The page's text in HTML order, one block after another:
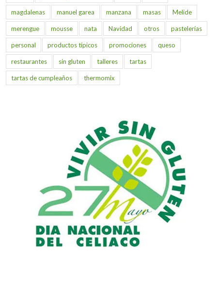
magdalenas manuel garea manzana masas Melide
merengue mousse nata Navidad otros pastelerías
personal productos típicos promociones queso
restaurantes sin gluten talleres tartas
tartas de cumpleaños thermomix